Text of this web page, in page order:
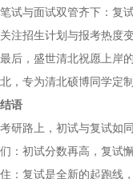
笔试与面试双管齐下：复
关注招生计划与报考热度
最后，盛世清北祝愿上岸
北，专为清北硕博同学定
结语
考研路上，初试与复试如
们：初试分数再高，复试
住：复试是全新的起跑线